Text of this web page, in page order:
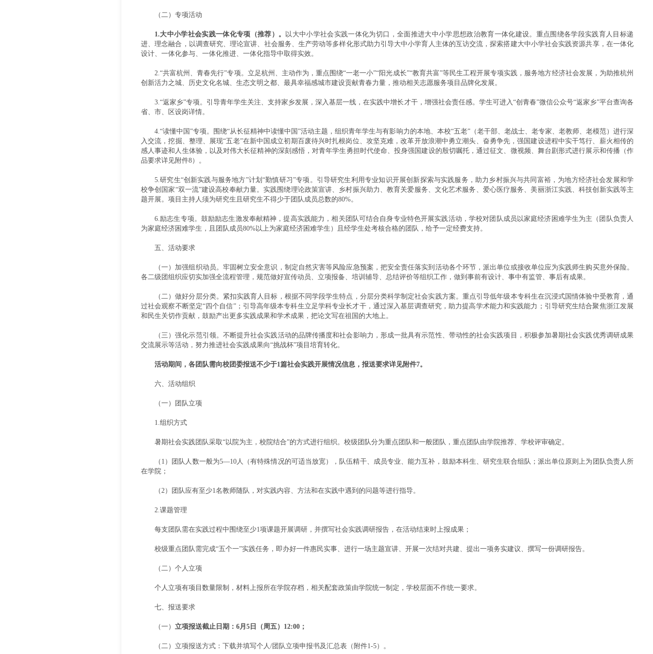
（二）专项活动
1.大中小学社会实践一体化专项（推荐）。
以大中小学社会实践一体化为切口，全面推进大中小学思想政治教育一体化建设。重点围绕各学段实践育人目标递
进、理念融合，以调查研究、理论宣讲、社会服务、生产劳动等多样化形式助力引导大中小学育人主体的互访交流，探索搭建大中小学社会实践资源共享，在一体化
设计、一体化参与、一体化推进、一体化指导中取得实效。
2.“共富杭州、青春先行”专项。立足杭州、主动作为，重点围绕“一老一小”“阳光成长”“教育共富”等民生工程开展专项实践，服务地方经济社会发展，为助推杭州
创新活力之城、历史文化名城、生态文明之都、最具幸福感城市建设贡献青春力量，推动相关志愿服务项目品牌化发展。
3.“返家乡”专项。引导青年学生关注、支持家乡发展，深入基层一线，在实践中增长才干，增强社会责任感。学生可进入“创青春”微信公众号“返家乡”平台查询各
省、市、区设岗详情。
4.“读懂中国”专项。围绕“从长征精神中读懂中国”活动主题，组织青年学生与有影响力的本地、本校“五老”（老干部、老战士、老专家、老教师、老模范）进行深
入交流，挖掘、整理、展现“五老”在新中国成立初期百废待兴时扎根岗位、攻坚克难，改革开放浪潮中勇立潮头、奋勇争先，强国建设进程中实干笃行、薪火相传的
感人事迹和人生体验，以及对伟大长征精神的深刻感悟，对青年学生勇担时代使命、投身强国建设的殷切嘱托，通过征文、微视频、舞台剧形式进行展示和传播（作
品要求详见附件8）。
5.研究生“创新实践与服务地方”计划“勤慎研习”专项。引导研究生利用专业知识开展创新探索与实践服务，助力乡村振兴与共同富裕，为地方经济社会发展和学
校争创国家“双一流”建设高校奉献力量。实践围绕理论政策宣讲、乡村振兴助力、教育关爱服务、文化艺术服务、爱心医疗服务、美丽浙江实践、科技创新实践等主
题开展。项目主持人须为研究生且研究生不得少于团队成员总数的80%。
6.励志生专项。鼓励励志生激发奉献精神，提高实践能力，相关团队可结合自身专业特色开展实践活动，学校对团队成员以家庭经济困难学生为主（团队负责人
为家庭经济困难学生，且团队成员80%以上为家庭经济困难学生）且经学生处考核合格的团队，给予一定经费支持。
五、活动要求
（一）加强组织动员。牢固树立安全意识，制定自然灾害等风险应急预案，把安全责任落实到活动各个环节，派出单位或接收单位应为实践师生购买意外保险。
各二级团组织应切实加强全流程管理，规范做好宣传动员、立项报备、培训辅导、总结评价等组织工作，做到事前有设计、事中有监管、事后有成果。
（二）做好分层分类。紧扣实践育人目标，根据不同学段学生特点，分层分类科学制定社会实践方案。重点引导低年级本专科生在沉浸式国情体验中受教育，通
过社会观察不断坚定“四个自信”；引导高年级本专科生立足学科专业长才干，通过深入基层调查研究，助力提高学术能力和实践能力；引导研究生结合聚焦浙江发展
和民生关切作贡献，鼓励产出更多实践成果和学术成果，把论文写在祖国的大地上。
（三）强化示范引领。不断提升社会实践活动的品牌传播度和社会影响力，形成一批具有示范性、带动性的社会实践项目，积极参加暑期社会实践优秀调研成果
交流展示等活动，努力推进社会实践成果向“挑战杯”项目培育转化。
活动期间，各团队需向校团委报送不少于1篇社会实践开展情况信息，报送要求详见附件7。
六、活动组织
（一）团队立项
1.组织方式
暑期社会实践团队采取“以院为主，校院结合”的方式进行组织。校级团队分为重点团队和一般团队，重点团队由学院推荐、学校评审确定。
（1）团队人数一般为5—10人（有特殊情况的可适当放宽），队伍精干、成员专业、能力互补，鼓励本科生、研究生联合组队；派出单位原则上为团队负责人所
在学院；
（2）团队应有至少1名教师随队，对实践内容、方法和在实践中遇到的问题等进行指导。
2.课题管理
每支团队需在实践过程中围绕至少1项课题开展调研，并撰写社会实践调研报告，在活动结束时上报成果；
校级重点团队需完成“五个一”实践任务，即办好一件惠民实事、进行一场主题宣讲、开展一次结对共建、提出一项务实建议、撰写一份调研报告。
（二）个人立项
个人立项有项目数量限制，材料上报所在学院存档，相关配套政策由学院统一制定，学校层面不作统一要求。
七、报送要求
（一） 立项报送截止日期：6月5日（周五）12:00；
（二）立项报送方式：下载并填写个人/团队立项申报书及汇总表（附件1-5）。